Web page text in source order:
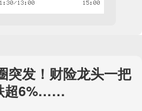
突发！财险龙头一把
超6%……